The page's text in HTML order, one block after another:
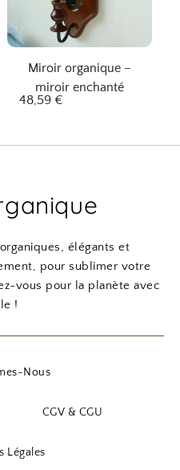
Miroir organique –
miroir enchanté
48,59 €
élégants et
pour sublimer votre
vous pour la planète avec
!
Nous
CGV & CGU
Légales